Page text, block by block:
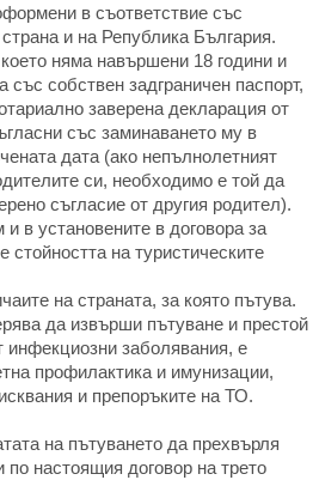
в съответствие със
и на Република България.
няма навършени 18 години и
собствен задграничен паспорт,
заверена декларация от
със заминаването му в
дата (ако непълнолетният
си, необходимо е той да
съгласие от другия родител).
в установените в договора за
стойността на туристическите
на страната, за която пътува.
да извърши пътуване и престой
инфекциозни заболявания, е
профилактика и имунизации,
и препоръките на ТО.
на пътуването да прехвърля
настоящия договор на трето